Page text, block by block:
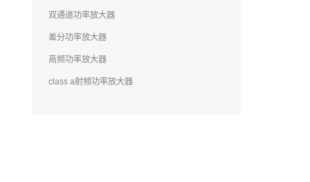
双通道功率放大器
差分功率放大器
高频功率放大器
class a射频功率放大器